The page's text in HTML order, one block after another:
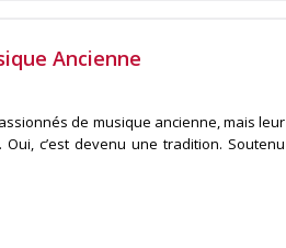
Ancienne
de musique ancienne, mais leur
c’est devenu une tradition. Soutenu